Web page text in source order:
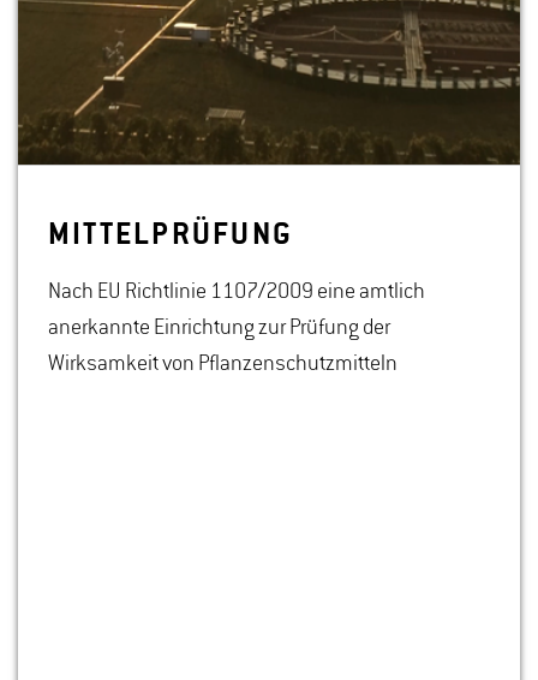
MIT­TEL­PRÜ­FUNG
Nach EU Richtlinie 1107/2009 eine amtlich
anerkannte Einrichtung zur Prüfung der
Wirksamkeit von Pflanzenschutzmitteln